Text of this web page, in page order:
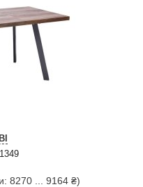
8270 ... 9164 ₴)